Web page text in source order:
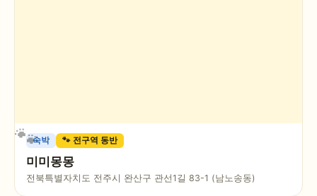
숙박 🐾 전구역 동반
미미몽몽
전북특별자치도 전주시 완산구 관선1길 83-1 (남노송동)